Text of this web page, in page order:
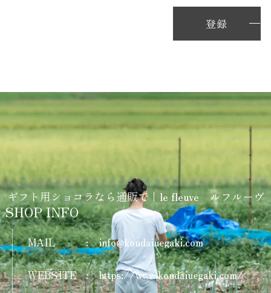
登録
ギフト用ショコラなら通販で｜le fleuve ルフルーヴ
SHOP INFO
MAIL : info@koudaiuegaki.com
WEBSITE : https://www.koudaiuegaki.com/